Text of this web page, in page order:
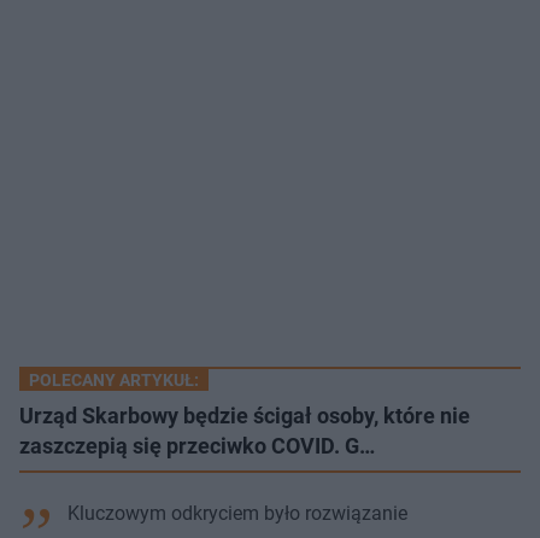
POLECANY ARTYKUŁ:
Urząd Skarbowy będzie ścigał osoby, które nie
zaszczepią się przeciwko COVID. G…
Kluczowym odkryciem było rozwiązanie